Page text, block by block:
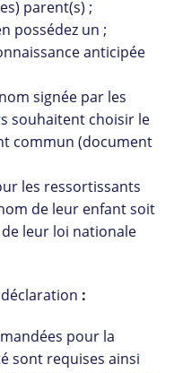
parent(s) ;
possédez un ;
anticipée
signée par les
souhaitent choisir le
commun (document
les ressortissants
de leur enfant soit
leur loi nationale
:
pour la
sont requises ainsi